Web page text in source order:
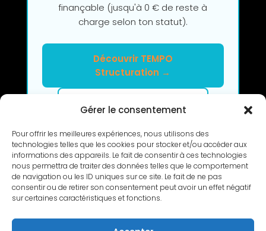
Gérer le consentement
Pour offrir les meilleures expériences, nous utilisons des
technologies telles que les cookies pour stocker et/ou accéder aux
informations des appareils. Le fait de consentir à ces technologies
nous permettra de traiter des données telles que le comportement
de navigation ou les ID uniques sur ce site. Le fait de ne pas
consentir ou de retirer son consentement peut avoir un effet négatif
sur certaines caractéristiques et fonctions.
finançable (jusqu'à 0 € de reste à
charge selon ton statut).
Découvrir TEMPO
Structuration →
Clarifier mon projet en 2h
RETOUR